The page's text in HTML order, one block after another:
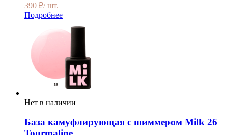
390 ₽/ шт.
Подробнее
Нет в наличии
База камуфлирующая с шиммером Milk 26